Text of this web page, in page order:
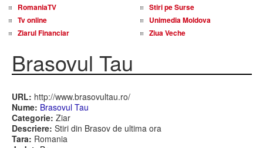
RomaniaTV
Stiri pe Surse
Tv online
Unimedia Moldova
Ziarul Financiar
Ziua Veche
Brasovul Tau
URL: http://www.brasovultau.ro/
Nume: Brasovul Tau
Categorie: Ziar
Descriere: Stiri din Brasov de ultima ora
Tara: Romania